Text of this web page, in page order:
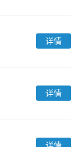
详情
详情